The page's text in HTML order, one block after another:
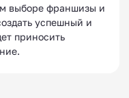
выборе франшизы и
успешный и
приносить